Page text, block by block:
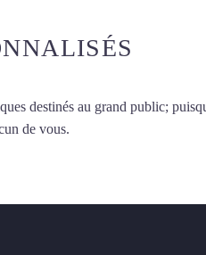
destinés au grand public;
de vous.